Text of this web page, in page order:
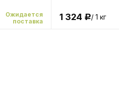
Ожидается
поставка
1 324 Р/ 1 кг